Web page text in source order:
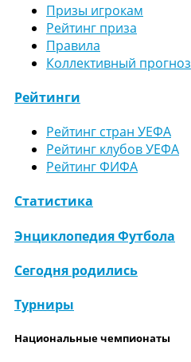
Призы игрокам
Рейтинг приза
Правила
Коллективный прогноз
Рейтинги
Рейтинг стран УЕФА
Рейтинг клубов УЕФА
Рейтинг ФИФА
Статистика
Энциклопедия Футбола
Сегодня родились
Турниры
Национальные чемпионаты